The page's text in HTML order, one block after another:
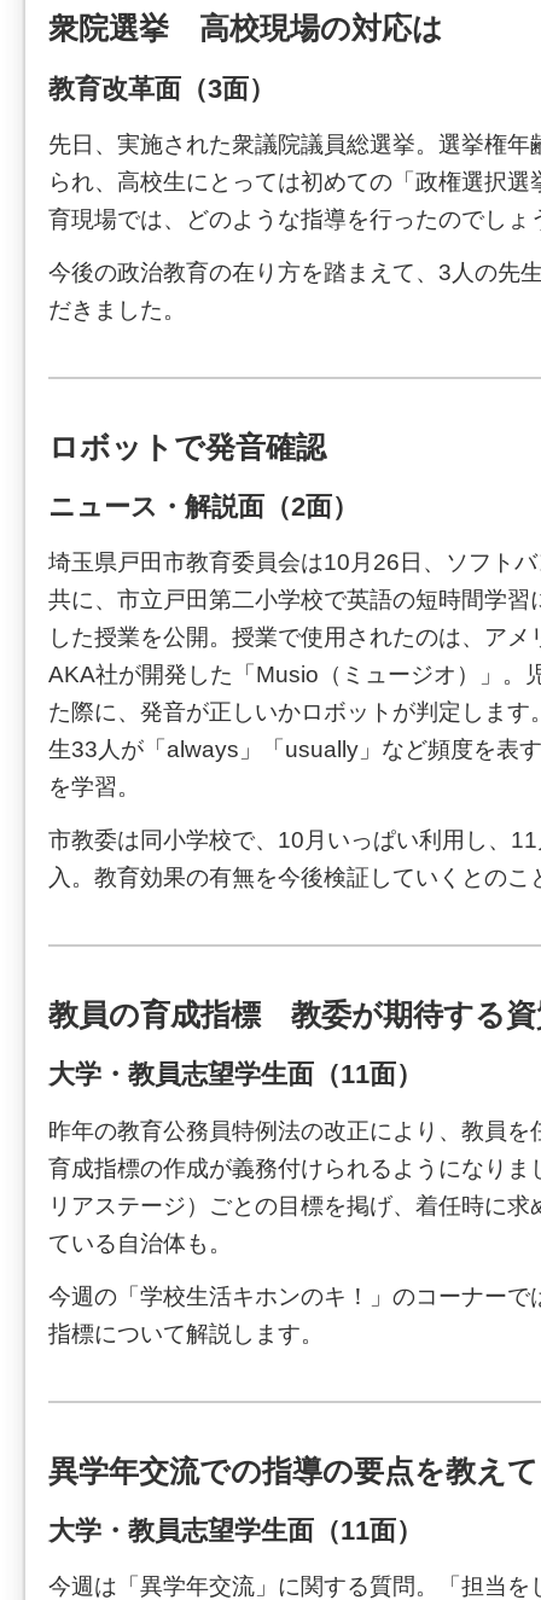
衆院選挙 高校現場の対応は
教育改革面（3面）
先日、実施された衆議院議員総選挙。選挙権年
られ、高校生にとっては初めての「政権選択選
育現場では、どのような指導を行ったのでしょ
今後の政治教育の在り方を踏まえて、3人の先
だきました。
ロボットで発音確認
ニュース・解説面（2面）
埼玉県戸田市教育委員会は10月26日、ソフト
共に、市立戸田第二小学校で英語の短時間学習
した授業を公開。授業で使用されたのは、アメ
AKA社が開発した「Musio（ミュージオ）」。
た際に、発音が正しいかロボットが判定します
生33人が「always」「usually」など頻度を表
を学習。
市教委は同小学校で、10月いっぱい利用し、
入。教育効果の有無を今後検証していくとのこ
教員の育成指標 教委が期待する
大学・教員志望学生面（11面）
昨年の教育公務員特例法の改正により、教員を
育成指標の作成が義務付けられるようになりま
リアステージ）ごとの目標を掲げ、着任時に
ている自治体も。
今週の「学校生活キホンのキ！」のコーナーで
指標について解説します。
異学年交流での指導の要点を教え
大学・教員志望学生面（11面）
今週は「異学年交流」に関する質問。「担当を